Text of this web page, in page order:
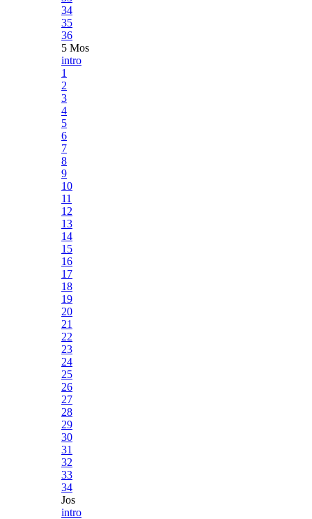
34
35
36
5 Mos
intro
1
2
3
4
5
6
7
8
9
10
11
12
13
14
15
16
17
18
19
20
21
22
23
24
25
26
27
28
29
30
31
32
33
34
Jos
intro